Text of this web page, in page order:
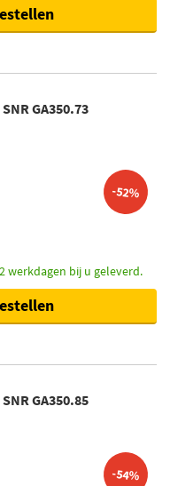
GA350.73
-52%
werkdagen bij u geleverd.
GA350.85
-54%